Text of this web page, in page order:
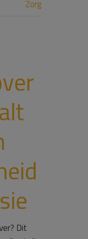
Zorg
Dit